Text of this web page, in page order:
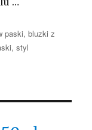
paski,bluzki z
,styl